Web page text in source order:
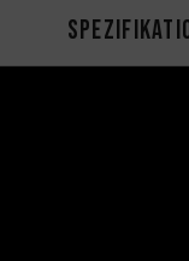
Systems führt,